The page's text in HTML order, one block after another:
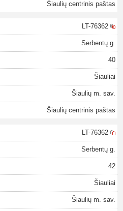
Šiaulių centrinis paštas
LT-76362
Serbentų g.
40
Šiauliai
Šiaulių m. sav.
Šiaulių centrinis paštas
LT-76362
Serbentų g.
42
Šiauliai
Šiaulių m. sav.